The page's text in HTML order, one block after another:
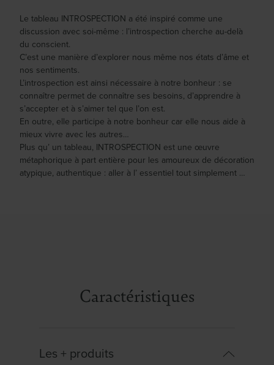
Le tableau INTROSPECTION a été inspiré comme une
discussion avec soi-même : l’introspection cherche au-delà
du conscient.
C’est une manière d’explorer nous même nos états d’âme et
nos sentiments.
L’introspection est ainsi nécessaire à notre bonheur : se
connaître permet de connaître ses besoins, d’apprendre à
s’accepter et à s’aimer tel que l’on est.
En outre, elle participe à notre bonheur car elle nous aide à
mieux vivre avec les autres…
Plus qu’ un tableau, INTROSPECTION est une œuvre
métaphorique à part entière pour les amoureux de décoration
atypique, authentique : aller à l’ essentiel tout simplement …
Caractéristiques
Les + produits